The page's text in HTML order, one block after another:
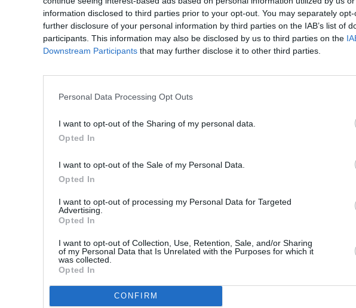
information disclosed to third parties prior to your opt-out. You may separately
further disclosure of your personal information by third parties on the IAB’s list of
participants. This information may also be disclosed by us to third parties on the
Downstream Participants that may further disclose it to other third parties.
Personal Data Processing Opt Outs
I want to opt-out of the Sharing of my personal data.
Opted In
I want to opt-out of the Sale of my Personal Data.
Opted In
I want to opt-out of processing my Personal Data for Targeted
Advertising.
Opted In
I want to opt-out of Collection, Use, Retention, Sale, and/or Sharing
of my Personal Data that Is Unrelated with the Purposes for which it
was collected.
Opted In
CONFIRM
satelitní placené televize v Rusku. Své služby poskytuje ze
pozici 75°E. Vysílání je zakódováno systémy Irdeto a Verimatrix.
celoevropskou pay-tv službu
se vrací na televizní obrazovky
programy na Skylinku? Musíte přeladit
HD programy v HEVC
HbbTV
Nejlepší momenty z olympiády ve 4K
Bosch Powertrain s.r.o. Jihlava • linkový střídač • mzda 48.400 Kč • příspěvek na
okres Jihlava)